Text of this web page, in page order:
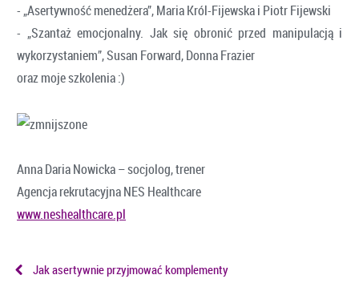
- „Asertywność menedżera”, Maria Król-Fijewska i Piotr Fijewski
- „Szantaż emocjonalny. Jak się obronić przed manipulacją i
wykorzystaniem”, Susan Forward, Donna Frazier
oraz moje szkolenia :)
Anna Daria Nowicka – socjolog, trener
Agencja rekrutacyjna NES Healthcare
www.neshealthcare.pl
Jak asertywnie przyjmować komplementy